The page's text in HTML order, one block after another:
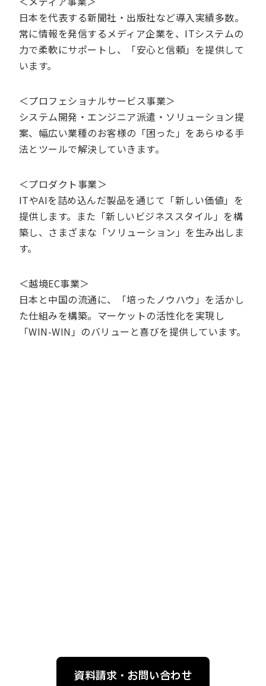
日本を代表する新聞社・出版社など導入実績多数。
常に情報を発信するメディア企業を、ITシステムの
力で柔軟にサポートし、「安心と信頼」を提供して
います。
＜プロフェショナルサービス事業＞
システム開発・エンジニア派遣・ソリューション提
案、幅広い業種のお客様の「困った」をあらゆる手
法とツールで解決していきます。
＜プロダクト事業＞
ITやAIを詰め込んだ製品を通じて「新しい価値」を
提供します。また「新しいビジネススタイル」を構
築し、さまざまな「ソリューション」を生み出しま
す。
＜越境EC事業＞
日本と中国の流通に、「培ったノウハウ」を活かし
た仕組みを構築。マーケットの活性化を実現し
「WIN-WIN」のバリューと喜びを提供しています。
資料請求・お問い合わせ